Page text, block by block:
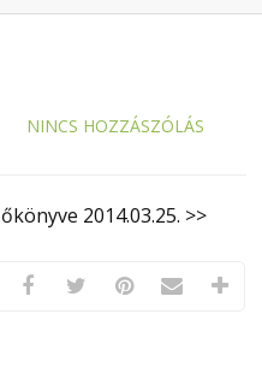
NINCS HOZZÁSZÓLÁS
2014.03.25. >>